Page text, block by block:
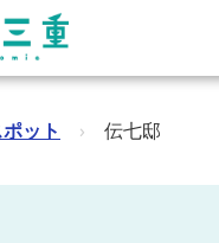
ット › 伝七邸